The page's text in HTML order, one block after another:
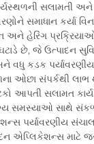
સલામતી
સમાધાન કર્યા
હેરિંગ પ્રક્રિયાઓ
છે, જે ઉત્પાદન
વધુ કડક
ઓછા સંપર્કથી
આપતી સલામત
સમસ્યાઓ સાથે
પર્યાવરણીય
એપ્લિકેશન્સ માટે